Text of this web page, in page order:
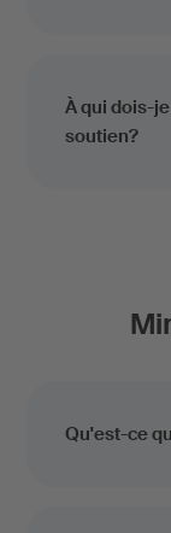
À qui dois-
soutien?
Qu'est-ce